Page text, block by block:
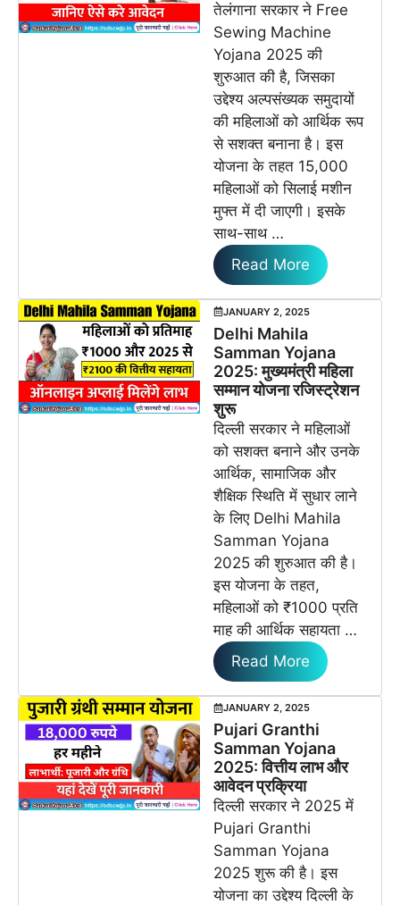
तेलंगाना सरकार ने Free
Sewing Machine
Yojana 2025 की
शुरुआत की है, जिसका
उद्देश्य अल्पसंख्यक समुदायों
की महिलाओं को आर्थिक रूप
से सशक्त बनाना है। इस
योजना के तहत 15,000
महिलाओं को सिलाई मशीन
मुफ्त में दी जाएगी। इसके
साथ-साथ …
Read More
JANUARY 2, 2025
Delhi Mahila
Samman Yojana
2025: मुख्यमंत्री महिला
सम्मान योजना रजिस्ट्रेशन
शुरू
दिल्ली सरकार ने महिलाओं
को सशक्त बनाने और उनके
आर्थिक, सामाजिक और
शैक्षिक स्थिति में सुधार लाने
के लिए Delhi Mahila
Samman Yojana
2025 की शुरुआत की है।
इस योजना के तहत,
महिलाओं को ₹1000 प्रति
माह की आर्थिक सहायता …
Read More
JANUARY 2, 2025
Pujari Granthi
Samman Yojana
2025: वित्तीय लाभ और
आवेदन प्रक्रिया
दिल्ली सरकार ने 2025 में
Pujari Granthi
Samman Yojana
2025 शुरू की है। इस
योजना का उद्देश्य दिल्ली के